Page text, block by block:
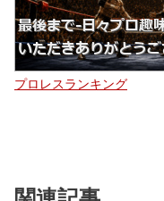
プロレスランキング